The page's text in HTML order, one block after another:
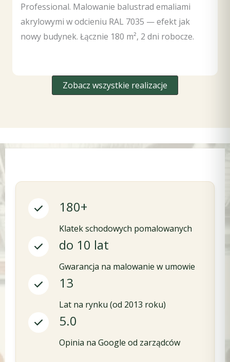
Professional. Malowanie balustrad emaliami
akrylowymi w odcieniu RAL 7035 — efekt jak
nowy budynek. Łącznie 180 m², 2 dni robocze.
Zobacz wszystkie realizacje
180+
Klatek schodowych pomalowanych
do 10 lat
Gwarancja na malowanie w umowie
13
Lat na rynku (od 2013 roku)
5.0
Opinia na Google od zarządców